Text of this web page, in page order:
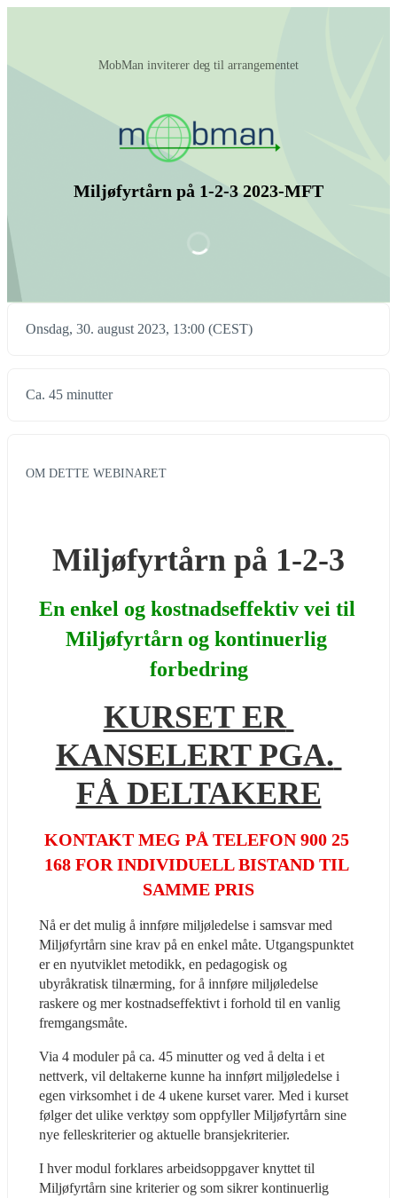
‪MobMan‬ inviterer deg til arrangementet
Miljøfyrtårn på 1-2-3 2023-MFT
Onsdag, 30. august 2023, 13:00 (CEST)
Ca. 45 minutter
OM DETTE WEBINARET
Miljøfyrtårn på 1-2-3
En enkel og kostnadseffektiv vei til
Miljøfyrtårn og kontinuerlig
forbedring
KURSET ER
KANSELERT PGA.
FÅ DELTAKERE
KONTAKT MEG PÅ TELEFON 900 25
168 FOR INDIVIDUELL BISTAND TIL
SAMME PRIS
Nå er det mulig å innføre miljøledelse i samsvar med
Miljøfyrtårn sine krav på en enkel måte. Utgangspunktet
er en nyutviklet metodikk, en pedagogisk og
ubyråkratisk tilnærming, for å innføre miljøledelse
raskere og mer kostnadseffektivt i forhold til en vanlig
fremgangsmåte.
Via 4 moduler på ca. 45 minutter og ved å delta i et
nettverk, vil deltakerne kunne ha innført miljøledelse i
egen virksomhet i de 4 ukene kurset varer. Med i kurset
følger det ulike verktøy som oppfyller Miljøfyrtårn sine
nye felleskriterier og aktuelle bransjekriterier.
I hver modul forklares arbeidsoppgaver knyttet til
Miljøfyrtårn sine kriterier og som sikrer kontinuerlig